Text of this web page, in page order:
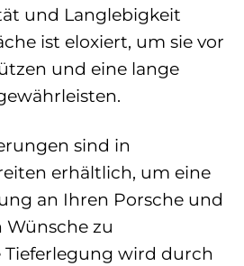
und Langlebigkeit
ist eloxiert, um sie vor
und eine lange
sind in
erhältlich, um eine
an Ihren Porsche und
zu
wird durch